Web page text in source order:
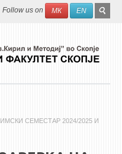
Search
Follow us on МК EN
СЕМEСТАР 2024/2025 И